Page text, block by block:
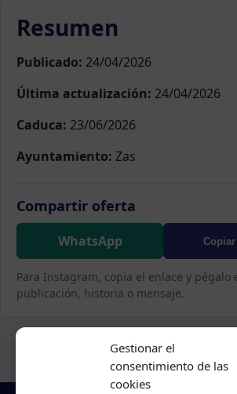
Gestionar el
consentimiento de las
cookies
Resumen
Publicado: 24/04/2026
Última actualización: 24/04/2026
Caduca: 23/06/2026
Ayuntamiento: Zas
Compartir oferta
WhatsApp
Para Instagram, copia el enlace y pégalo
publicación, historia o mensaje.